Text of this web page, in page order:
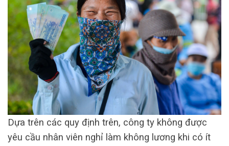
Dựa trên các quy định trên, công ty không được
yêu cầu nhân viên nghỉ làm không lương khi có ít